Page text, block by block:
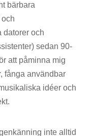
bärbara
datorer och
sedan 90-
att påminna mig
fånga användbar
idéer och
inte alltid